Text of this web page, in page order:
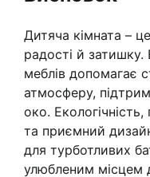
Дитяча кімната –
радості й затишку.
меблів допомагає
атмосферу,
око.
та приємний
для турботливих
улюбленим місцем